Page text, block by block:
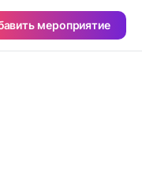
мероприятие